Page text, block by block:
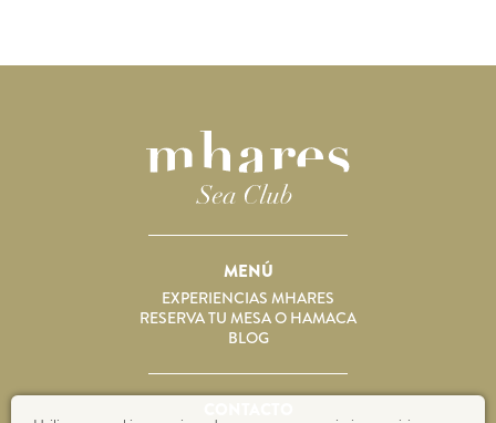
MENÚ
EXPERIENCIAS MHARES
RESERVA TU MESA O HAMACA
BLOG